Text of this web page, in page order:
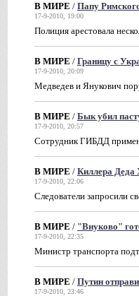
В МИРЕ / Папу
17-9-2010, 19:00
Полиция арестовала
В МИРЕ / Границу с
17-9-2010, 20:09
Медведев и Янукович
В МИРЕ / Бык убил
17-9-2010, 20:57
Сотрудник ГИБДД
В МИРЕ / Киллера Деда
17-9-2010, 22:06
Следователи запросили
В МИРЕ / "Внуково"
17-9-2010, 22:35
Министр транспорта
В МИРЕ / Путин
17-9-2010, 23:46